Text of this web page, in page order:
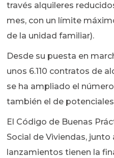
través alquileres
mes, con un límite
de la unidad familiar).
Desde su puesta en
unos 6.110 contratos de
se ha ampliado el
también el de
El Código de Buenas
Social de Viviendas,
lanzamientos tienen la